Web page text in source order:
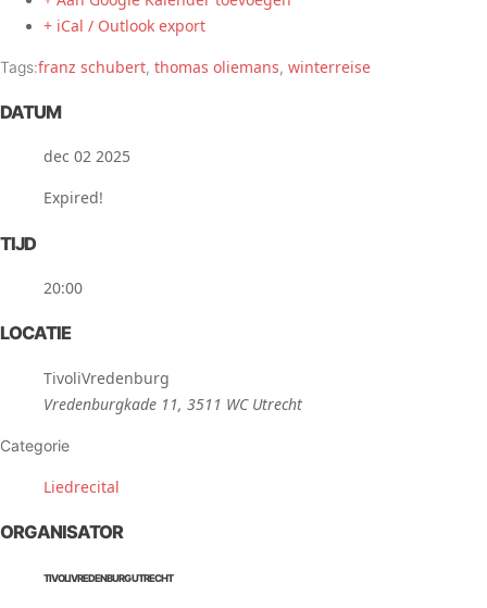
+ iCal / Outlook export
Tags:franz schubert, thomas oliemans, winterreise
DATUM
dec 02 2025
Expired!
TIJD
20:00
LOCATIE
TivoliVredenburg
Vredenburgkade 11, 3511 WC Utrecht
Categorie
Liedrecital
ORGANISATOR
TIVOLIVREDENBURG UTRECHT